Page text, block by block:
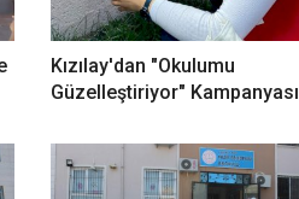
Kızılay'dan "Okulumu
Güzelleştiriyor" Kampanyası